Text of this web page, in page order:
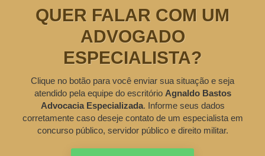
QUER FALAR COM UM
ADVOGADO
ESPECIALISTA?
Clique no botão para você enviar sua situação e seja
atendido pela equipe do escritório Agnaldo Bastos
Advocacia Especializada. Informe seus dados
corretamente caso deseje contato de um especialista em
concurso público, servidor público e direito militar.